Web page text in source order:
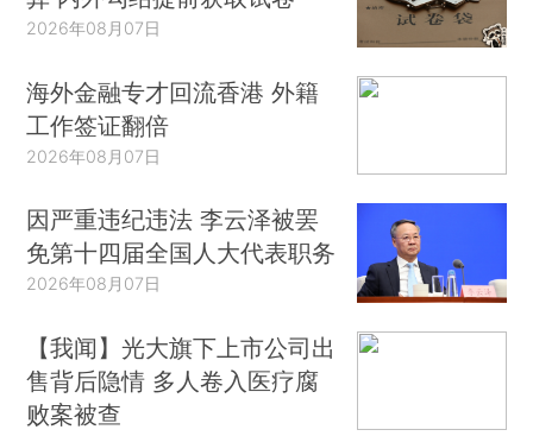
2026年08月07日
海外金融专才回流香港 外籍
工作签证翻倍
2026年08月07日
因严重违纪违法 李云泽被罢
免第十四届全国人大代表职务
2026年08月07日
【我闻】光大旗下上市公司出
售背后隐情 多人卷入医疗腐
败案被查